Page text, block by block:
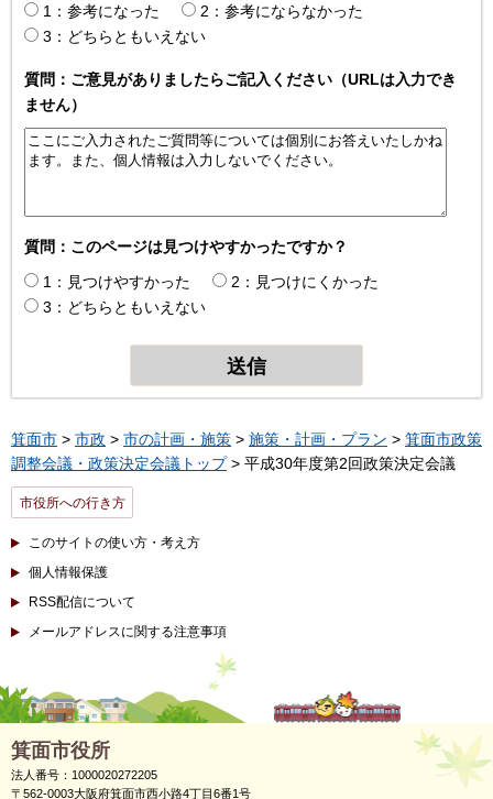
1：参考になった
2：参考にならなかった
3：どちらともいえない
質問：ご意見がありましたらご記入ください（URLは入力でき
ません）
質問：このページは見つけやすかったですか？
1：見つけやすかった
2：見つけにくかった
3：どちらともいえない
箕面市 > 市政 > 市の計画・施策 > 施策・計画・プラン > 箕面市政策
調整会議・政策決定会議トップ> 平成30年度第2回政策決定会議
市役所への行き方
このサイトの使い方・考え方
個人情報保護
RSS配信について
メールアドレスに関する注意事項
箕面市役所
法人番号：1000020272205
〒562-0003大阪府箕面市西小路4丁目6番1号